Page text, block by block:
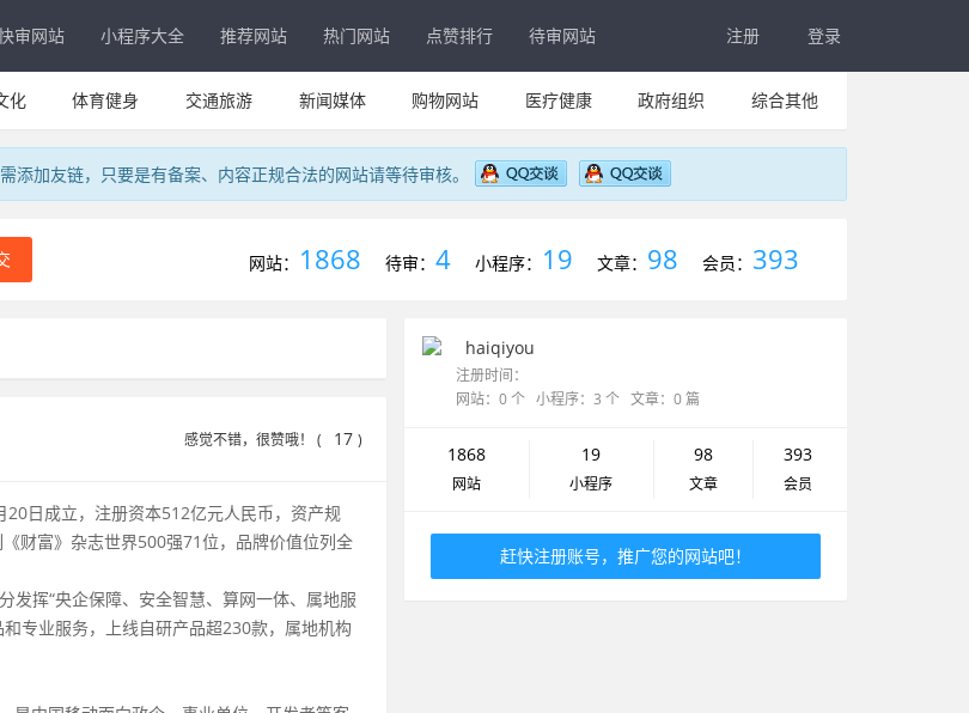
审网站 小程序大全 推荐网站 热门网站 点赞排行 待审网站 注册 登录
化 体育健身 交通旅游 新闻媒体 购物网站 医疗健康 政府组织 综合其他
加友链，只要是有备案、内容正规合法的网站请等待审核。
网站： 1868 待审： 4 小程序： 19 文章： 98 会员： 393
感觉不错，很赞哦！ ( 17 )
20日成立，注册资本512亿元人民币，资产规
财富》杂志世界500强71位，品牌价值位列全
发挥“央企保障、安全智慧、算网一体、属地服
专业服务，上线自研产品超230款，属地机构
haiqiyou
注册时间：
网站：0 个 小程序：3 个 文章：0 篇
1868
网站
19
小程序
98
文章
393
会员
赶快注册账号，推广您的网站吧！